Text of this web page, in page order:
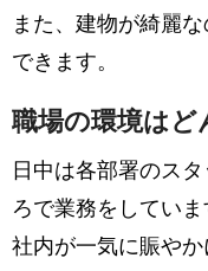
また、建物が綺麗
できます。
職場の環境はど
日中は各部署のス
ろで業務をしてい
社内が一気に賑やか